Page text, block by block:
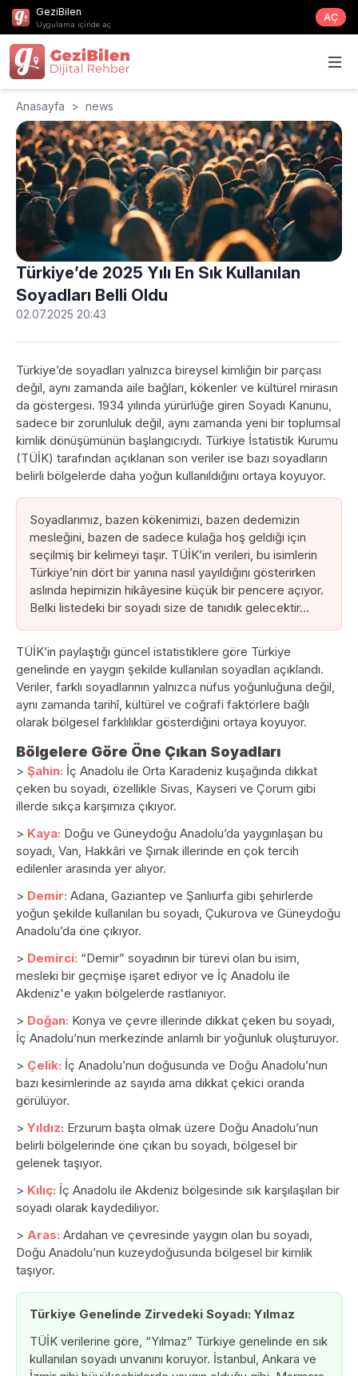
GeziBilen
Uygulama içinde aç
AÇ
Anasayfa > news
Türkiye’de 2025 Yılı En Sık Kullanılan
Soyadları Belli Oldu
02.07.2025 20:43
Türkiye’de soyadları yalnızca bireysel kimliğin bir parçası
değil, aynı zamanda aile bağları, kökenler ve kültürel mirasın
da göstergesi. 1934 yılında yürürlüğe giren Soyadı Kanunu,
sadece bir zorunluluk değil, aynı zamanda yeni bir toplumsal
kimlik dönüşümünün başlangıcıydı. Türkiye İstatistik Kurumu
(TÜİK) tarafından açıklanan son veriler ise bazı soyadların
belirli bölgelerde daha yoğun kullanıldığını ortaya koyuyor.
Soyadlarımız, bazen kökenimizi, bazen dedemizin
mesleğini, bazen de sadece kulağa hoş geldiği için
seçilmiş bir kelimeyi taşır. TÜİK’in verileri, bu isimlerin
Türkiye’nin dört bir yanına nasıl yayıldığını gösterirken
aslında hepimizin hikâyesine küçük bir pencere açıyor.
Belki listedeki bir soyadı size de tanıdık gelecektir…
TÜİK’in paylaştığı güncel istatistiklere göre Türkiye
genelinde en yaygın şekilde kullanılan soyadları açıklandı.
Veriler, farklı soyadlarının yalnızca nüfus yoğunluğuna değil,
aynı zamanda tarihî, kültürel ve coğrafi faktörlere bağlı
olarak bölgesel farklılıklar gösterdiğini ortaya koyuyor.
Bölgelere Göre Öne Çıkan Soyadları
> Şahin: İç Anadolu ile Orta Karadeniz kuşağında dikkat
çeken bu soyadı, özellikle Sivas, Kayseri ve Çorum gibi
illerde sıkça karşımıza çıkıyor.
> Kaya: Doğu ve Güneydoğu Anadolu’da yaygınlaşan bu
soyadı, Van, Hakkâri ve Şırnak illerinde en çok tercih
edilenler arasında yer alıyor.
> Demir: Adana, Gaziantep ve Şanlıurfa gibi şehirlerde
yoğun şekilde kullanılan bu soyadı, Çukurova ve Güneydoğu
Anadolu’da öne çıkıyor.
> Demirci: “Demir” soyadının bir türevi olan bu isim,
mesleki bir geçmişe işaret ediyor ve İç Anadolu ile
Akdeniz'e yakın bölgelerde rastlanıyor.
> Doğan: Konya ve çevre illerinde dikkat çeken bu soyadı,
İç Anadolu’nun merkezinde anlamlı bir yoğunluk oluşturuyor.
> Çelik: İç Anadolu’nun doğusunda ve Doğu Anadolu’nun
bazı kesimlerinde az sayıda ama dikkat çekici oranda
görülüyor.
> Yıldız: Erzurum başta olmak üzere Doğu Anadolu’nun
belirli bölgelerinde öne çıkan bu soyadı, bölgesel bir
gelenek taşıyor.
> Kılıç: İç Anadolu ile Akdeniz bölgesinde sık karşılaşılan bir
soyadı olarak kaydediliyor.
> Aras: Ardahan ve çevresinde yaygın olan bu soyadı,
Doğu Anadolu’nun kuzeydoğusunda bölgesel bir kimlik
taşıyor.
Türkiye Genelinde Zirvedeki Soyadı: Yılmaz
TÜİK verilerine göre, “Yılmaz” Türkiye genelinde en sık
kullanılan soyadı unvanını koruyor. İstanbul, Ankara ve